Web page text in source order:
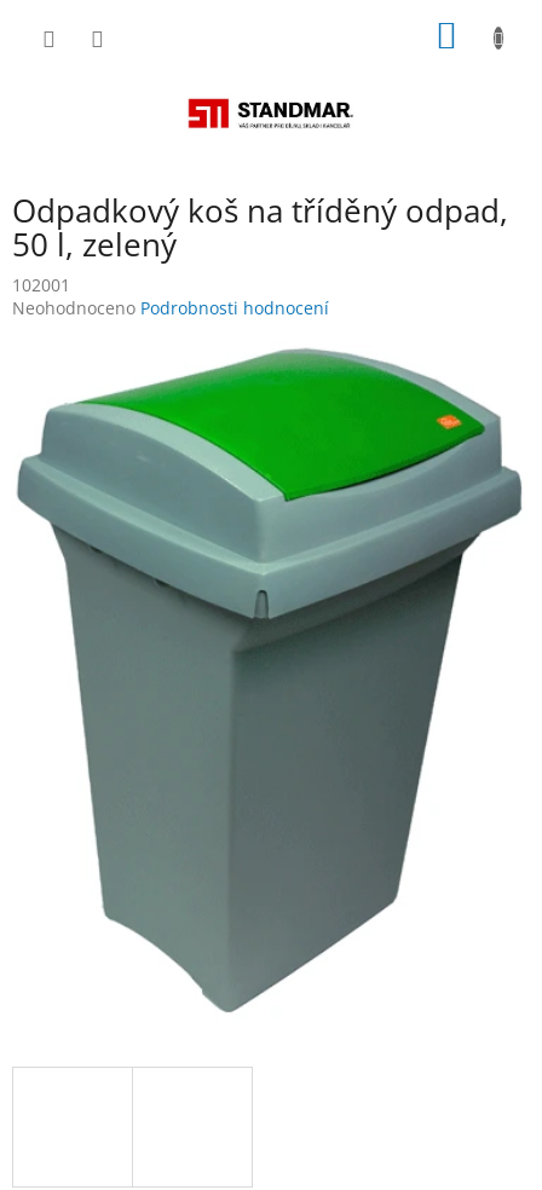
Odpadkový koš na tříděný odpad,
50 l, zelený
102001
Průměrné
hvězdiček.
Neohodnoceno Podrobnosti hodnocení